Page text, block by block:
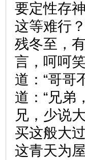
要定性存
这等难行
残冬至，
言，呵呵
道：“哥哥
道：“兄弟
兄，少说
买这般大
这青天为